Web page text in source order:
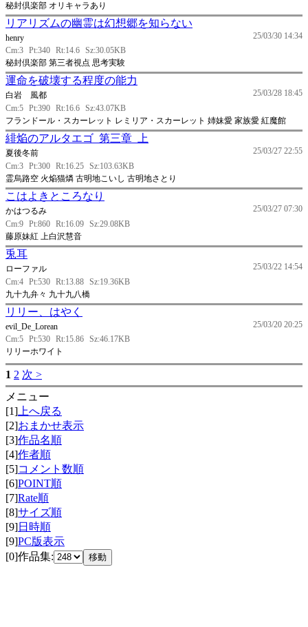
秘封倶楽部 オリキャラあり
リアリズムの幽霊は幻想郷を知らない
25/03/30 14:34
henry
Cm:3 Pt:340 Rt:14.6 Sz:30.05KB
秘封倶楽部 第三者視点 思考実験
運命を破壊する程度の能力
25/03/28 18:45
白岩 風都
Cm:5 Pt:390 Rt:16.6 Sz:43.07KB
フランドール・スカーレット レミリア・スカーレット 姉妹愛 家族愛 紅魔館
緋焔のアルタエゴ_第三章_上
25/03/27 22:55
夏後冬前
Cm:3 Pt:300 Rt:16.25 Sz:103.63KB
霊烏路空 火焔猫燐 古明地こいし 古明地さとり
こはよきところなり
25/03/27 07:30
かはつるみ
Cm:9 Pt:860 Rt:16.09 Sz:29.08KB
藤原妹紅 上白沢慧音
兎耳
25/03/22 14:54
ローファル
Cm:4 Pt:530 Rt:13.88 Sz:19.36KB
九十九弁々 九十九八橋
リリー、はやく
25/03/20 20:25
evil_De_Lorean
Cm:5 Pt:530 Rt:15.86 Sz:46.17KB
リリーホワイト
1 2 次 >
メニュー
[1] 上へ戻る
[2]おまかせ表示
[3]作品名順
[4]作者順
[5]コメント数順
[6]POINT順
[7]Rate順
[8]サイズ順
[9]日時順
[9]PC版表示
[0]作品集: